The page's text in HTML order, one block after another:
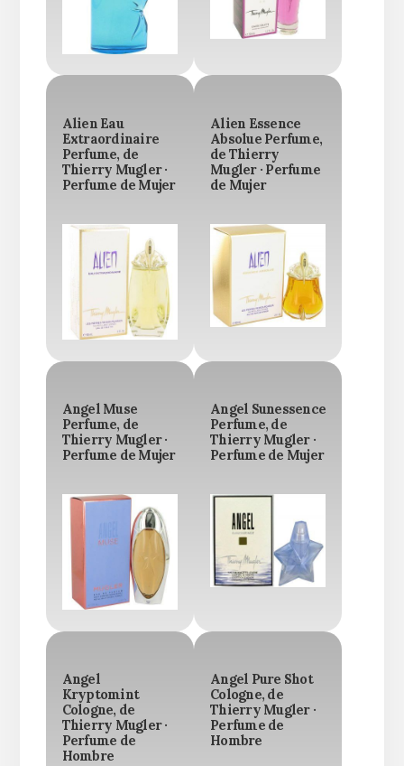
Alien Eau
Extraordinaire
Perfume, de
Thierry Mugler ·
Perfume de Mujer
Alien Essence
Absolue Perfume,
de Thierry
Mugler · Perfume
de Mujer
Angel Muse
Perfume, de
Thierry Mugler ·
Perfume de Mujer
Angel Sunessence
Perfume, de
Thierry Mugler ·
Perfume de Mujer
Angel
Kryptomint
Cologne, de
Thierry Mugler ·
Perfume de
Hombre
Angel Pure Shot
Cologne, de
Thierry Mugler ·
Perfume de
Hombre